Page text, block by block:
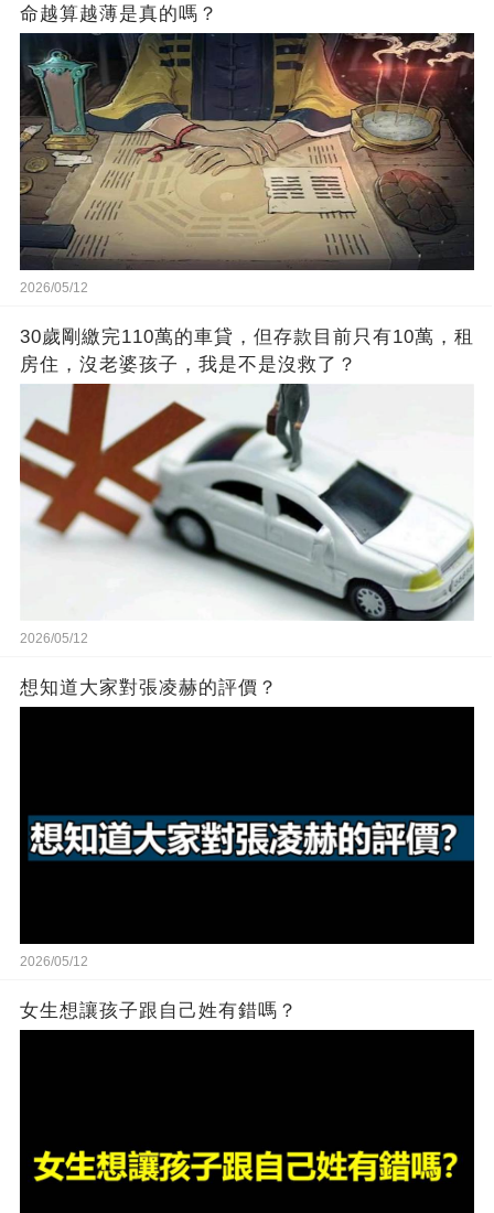
命越算越薄是真的嗎？
2026/05/12
30歲剛繳完110萬的車貸，但存款目前只有10萬，租
房住，沒老婆孩子，我是不是沒救了？
2026/05/12
想知道大家對張凌赫的評價？
2026/05/12
女生想讓孩子跟自己姓有錯嗎？